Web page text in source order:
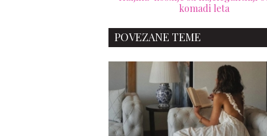
komadi leta
POVEZANE TEME